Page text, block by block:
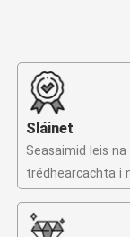
Sláinet
Seasaimid leis
trédhearcachta i